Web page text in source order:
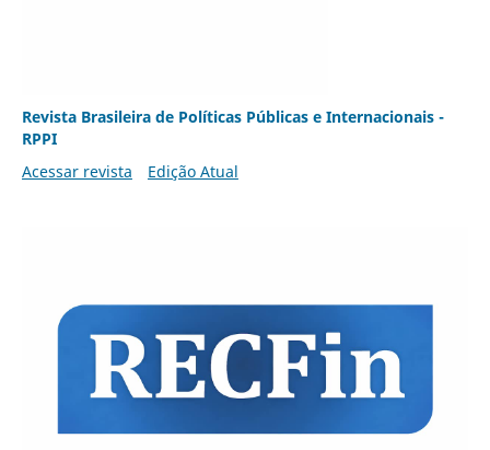
Revista Brasileira de Políticas Públicas e Internacionais -
RPPI
Acessar revista
Edição Atual